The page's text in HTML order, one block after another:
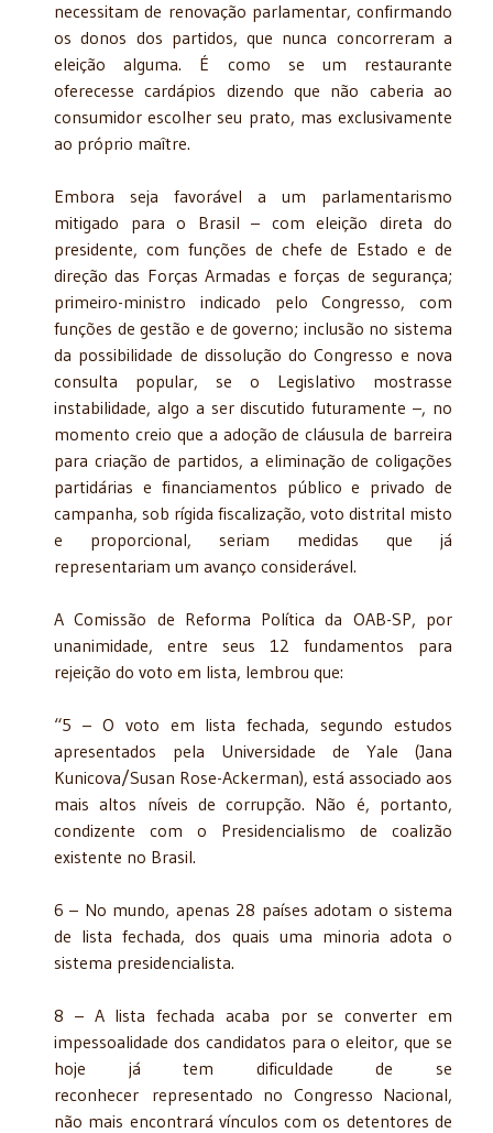
necessitam de renovação parlamentar, confirmando
os donos dos partidos, que nunca concorreram a
eleição alguma. É como se um restaurante
oferecesse cardápios dizendo que não caberia ao
consumidor escolher seu prato, mas exclusivamente
ao próprio maître.
Embora seja favorável a um parlamentarismo
mitigado para o Brasil – com eleição direta do
presidente, com funções de chefe de Estado e de
direção das Forças Armadas e forças de segurança;
primeiro-ministro indicado pelo Congresso, com
funções de gestão e de governo; inclusão no sistema
da possibilidade de dissolução do Congresso e nova
consulta popular, se o Legislativo mostrasse
instabilidade, algo a ser discutido futuramente –, no
momento creio que a adoção de cláusula de barreira
para criação de partidos, a eliminação de coligações
partidárias e financiamentos público e privado de
campanha, sob rígida fiscalização, voto distrital misto
e proporcional, seriam medidas que já
representariam um avanço considerável.
A Comissão de Reforma Política da OAB-SP, por
unanimidade, entre seus 12 fundamentos para
rejeição do voto em lista, lembrou que:
“5 – O voto em lista fechada, segundo estudos
apresentados pela Universidade de Yale (Jana
Kunicova/Susan Rose-Ackerman), está associado aos
mais altos níveis de corrupção. Não é, portanto,
condizente com o Presidencialismo de coalizão
existente no Brasil.
6 – No mundo, apenas 28 países adotam o sistema
de lista fechada, dos quais uma minoria adota o
sistema presidencialista.
8 – A lista fechada acaba por se converter em
impessoalidade dos candidatos para o eleitor, que se
hoje já tem dificuldade de se
reconhecer representado no Congresso Nacional,
não mais encontrará vínculos com os detentores de